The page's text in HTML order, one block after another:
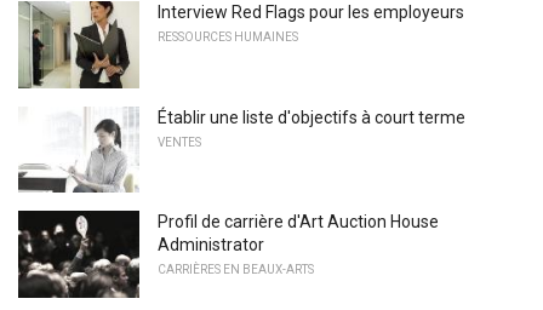
Interview Red Flags pour les employeurs
RESSOURCES HUMAINES
Établir une liste d'objectifs à court terme
VENTES
Profil de carrière d'Art Auction House
Administrator
CARRIÈRES EN BEAUX-ARTS